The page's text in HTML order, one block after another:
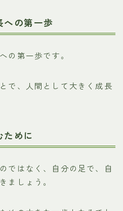
への第一歩
の第一歩です。
で、人間として大きく成長
ために
ではなく、自分の足で、自
ましょう。